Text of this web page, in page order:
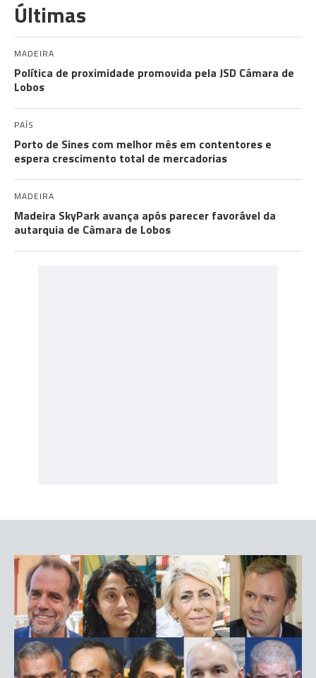
Últimas
MADEIRA
Política de proximidade promovida pela JSD Câmara de
Lobos
PAÍS
Porto de Sines com melhor mês em contentores e
espera crescimento total de mercadorias
MADEIRA
Madeira SkyPark avança após parecer favorável da
autarquia de Câmara de Lobos